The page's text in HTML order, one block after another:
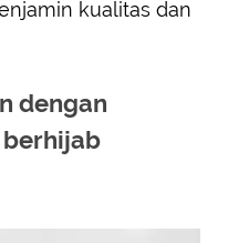
kualitas dan
dengan